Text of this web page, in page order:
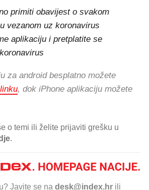
primiti obavijest o svakom
vezanom uz koronavirus
aplikaciju i pretplatite se
za android besplatno možete
, dok iPhone aplikaciju možete
o temi ili želite prijaviti grešku u
.
Javite se na desk@index.hr ili